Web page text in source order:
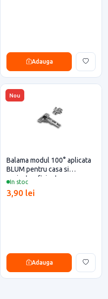
Adauga
Nou
In stoc
Balama modul 100° aplicata
BLUM pentru casa si
proiecte eficiente
3,90 lei
Adauga